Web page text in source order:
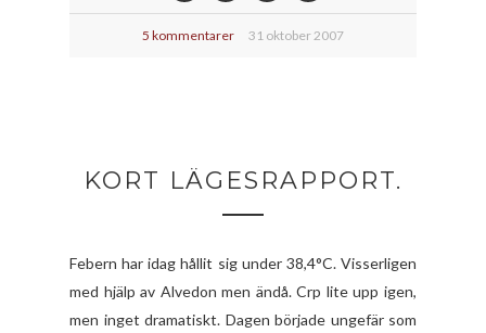
5 kommentarer 31 oktober 2007
KORT LÄGESRAPPORT.
Febern har idag hållit sig under 38,4°C. Visserligen
med hjälp av Alvedon men ändå. Crp lite upp igen,
men inget dramatiskt. Dagen började ungefär som